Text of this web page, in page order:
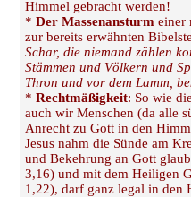
Himmel gebracht werden!
* Der Massenansturm einer
zur bereits erwähnten
Schar, die niemand zählen
Stämmen und Völkern und
Thron und vor dem Lamm,
* Rechtmäßigkeit: So wie
auch wir Menschen (da alle
Anrecht zu Gott in den
Jesus nahm die Sünde am
und Bekehrung an Gott
3,16) und mit dem Heiligen
1,22), darf ganz legal in den